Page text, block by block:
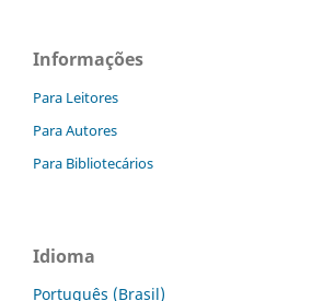
Informações
Para Leitores
Para Autores
Para Bibliotecários
Idioma
Português (Brasil)